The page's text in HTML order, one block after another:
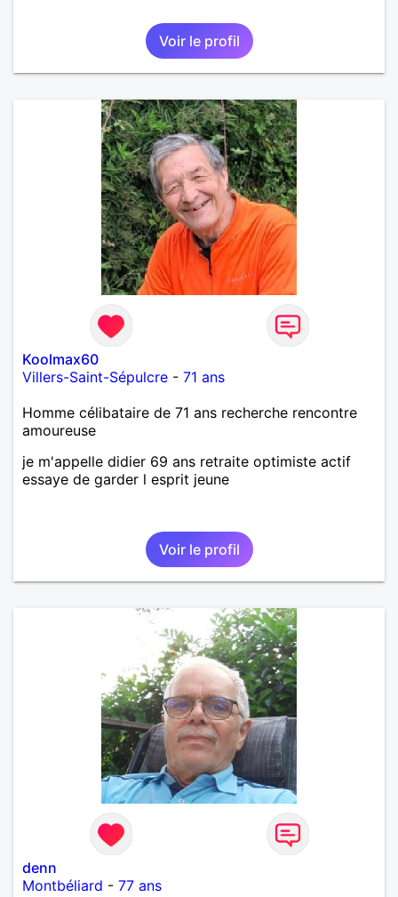
Voir le profil
Koolmax60
Villers-Saint-Sépulcre - 71 ans
Homme célibataire de 71 ans recherche rencontre
amoureuse
je m'appelle didier 69 ans retraite optimiste actif
essaye de garder l esprit jeune
Voir le profil
denn
Montbéliard - 77 ans